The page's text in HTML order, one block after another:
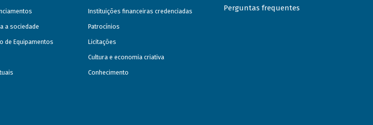
a sociedade
de Equipamentos
Instituições financeiras credenciadas
Patrocínios
Licitações
Cultura e economia criativa
Conhecimento
Perguntas frequentes